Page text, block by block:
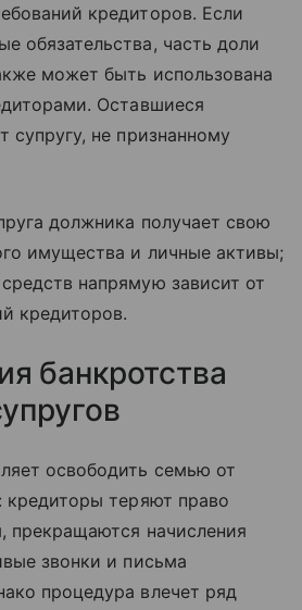
кредиторов. Если
обязательства, часть доли
может быть использована
Оставшиеся
супругу, не признанному
должника получает свою
имущества и личные активы;
напрямую зависит от
кредиторов.
банкротства
освободить семью от
кредиторы теряют право
прекращаются начисления
звонки и письма
процедура влечет ряд